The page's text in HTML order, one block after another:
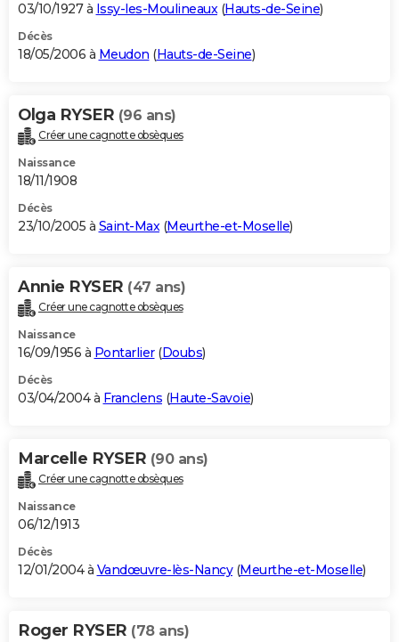
03/10/1927 à Issy-les-Moulineaux(Hauts-de-Seine)
Décès
18/05/2006 à Meudon (Hauts-de-Seine)
Olga RYSER (96 ans)
Créer une cagnotte obsèques
Naissance
18/11/1908
Décès
23/10/2005 à Saint-Max(Meurthe-et-Moselle)
Annie RYSER (47 ans)
Créer une cagnotte obsèques
Naissance
16/09/1956 à Pontarlier(Doubs)
Décès
03/04/2004 à Franclens (Haute-Savoie)
Marcelle RYSER (90 ans)
Créer une cagnotte obsèques
Naissance
06/12/1913
Décès
12/01/2004 à Vandœuvre-lès-Nancy(Meurthe-et-Moselle)
Roger RYSER (78 ans)